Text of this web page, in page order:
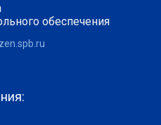
обеспечения